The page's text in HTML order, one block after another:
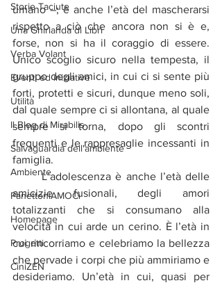
Storie Taciute
Una Ghirlanda di Libri
Verba Volant
Eventi ed iniziative
Utilità
Il Blog di Mirabilis
Salvaguardia dell'ambiente
Ambiente
PanettoniAMOCi
Homepage
Progetti
CiniZEN
umano –; è anche l’età del mascherarsi
rispetto a ciò che ancora non si è e,
forse, non si ha il coraggio di essere.
Unico scoglio sicuro nella tempesta, il
gruppo degli amici, in cui ci si sente più
forti, protetti e sicuri, dunque meno soli,
dal quale sempre ci si allontana, al quale
sempre si torna, dopo gli scontri
frequenti e le rappresaglie incessanti in
famiglia.
	L’adolescenza è anche l’età delle
amicizie fusionali, degli amori
totalizzanti che si consumano alla
velocità in cui arde un cerino. È l’età in
cui rincorriamo e celebriamo la bellezza
che pervade i corpi che più ammiriamo e
desideriamo. Un’età in cui, quasi per